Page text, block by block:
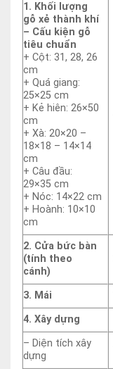
1. Khối lượng
gỗ xẻ thành khí
– Cấu kiện gỗ
tiêu chuẩn
+ Cột: 31, 28, 26
cm
+ Quá giang:
25×25 cm
+ Kẻ hiên: 26×50
cm
+ Xà: 20×20 –
18×18 – 14×14
cm
+ Câu đầu:
29×35 cm
+ Nóc: 14×22 cm
+ Hoành: 10×10
cm
2. Cửa bức bàn
(tính theo
cánh)
3. Mái
4. Xây dựng
– Diện tích xây
dựng